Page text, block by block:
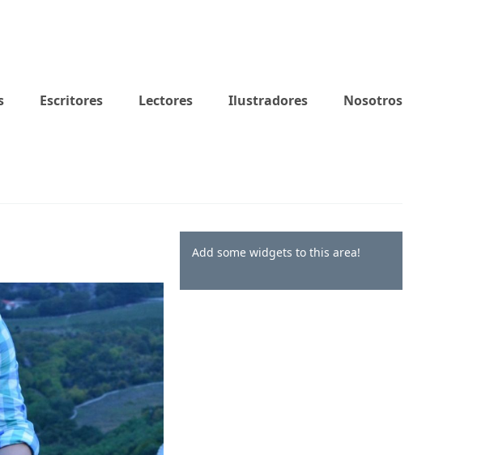
Escritores Lectores Ilustradores Nosotros
Add some widgets to this area!